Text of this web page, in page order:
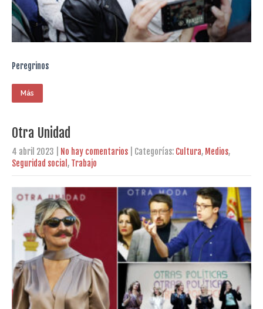
Peregrinos
Más
Otra Unidad
4 abril 2023 No hay comentarios | Categorías: Cultura, Medios,
Seguridad social , Trabajo